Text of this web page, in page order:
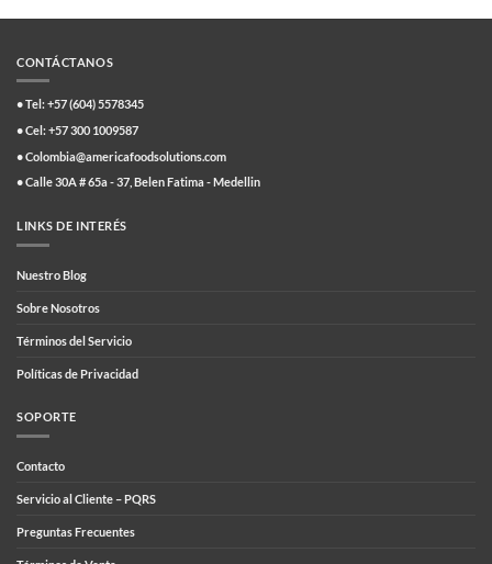
$1.450.000.$990.000.
CONTÁCTANOS
• Tel: +57 (604) 5578345
• Cel: +57 300 1009587
• Colombia@americafoodsolutions.com
• Calle 30A # 65a - 37, Belen Fatima - Medellin
LINKS DE INTERÉS
Nuestro Blog
Sobre Nosotros
Términos del Servicio
Políticas de Privacidad
SOPORTE
Contacto
Servicio al Cliente – PQRS
Preguntas Frecuentes